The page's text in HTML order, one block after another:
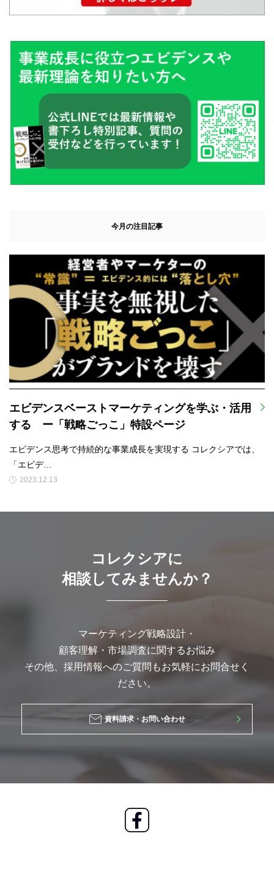
今月の注目記事
エビデンスベーストマーケティングを学ぶ・活用
する ー「戦略ごっこ」特設ページ
エビデンス思考で持続的な事業成長を実現する コレクシアでは、
「エビデ…
2023.12.13
コレクシアに
相談してみませんか？
マーケティング戦略設計・
顧客理解・市場調査に関するお悩み
その他、採用情報へのご質問もお気軽にお問合せく
ださい。
資料請求・お問い合わせ